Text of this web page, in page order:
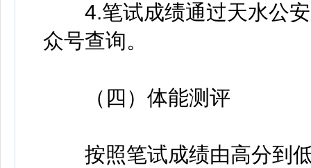
4.笔试成绩通过天水公安
众号查询。
（四）体能测评
按照笔试成绩由高分到低